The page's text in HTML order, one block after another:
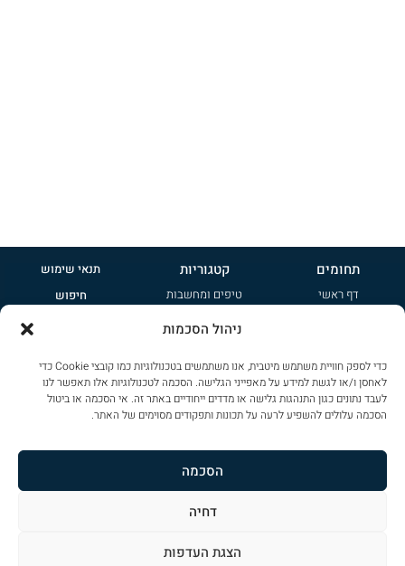
ניהול הסכמות
כדי לספק חוויית משתמש מיטבית, אנו משתמשים בטכנולוגיות כמו קובצי Cookie כדי
לאחסן ו/או לגשת למידע על מאפייני הגלישה. הסכמה לטכנולוגיות אלו תאפשר לנו
לעבד נתונים כגון התנהגות גלישה או מדדים ייחודיים באתר זה. אי הסכמה או ביטול
הסכמה עלולים להשפיע לרעה על תכונות ותפקודים מסוימים של האתר.
הסכמה
דחיה
הצגת העדפות
תחומים
דף ראשי
ציי רכב
צור קשר
קטגוריות
טיפים ומחשבות
קטנות
ג'יפונים
שטח
ספורט
פרימיום
תנאי שימוש
חיפוש
מדיניות פרטיות
שימוש בקוקיז
מפת אתר
עיצוב: ליאת דורון מרזן – עיצוב ומיתוג